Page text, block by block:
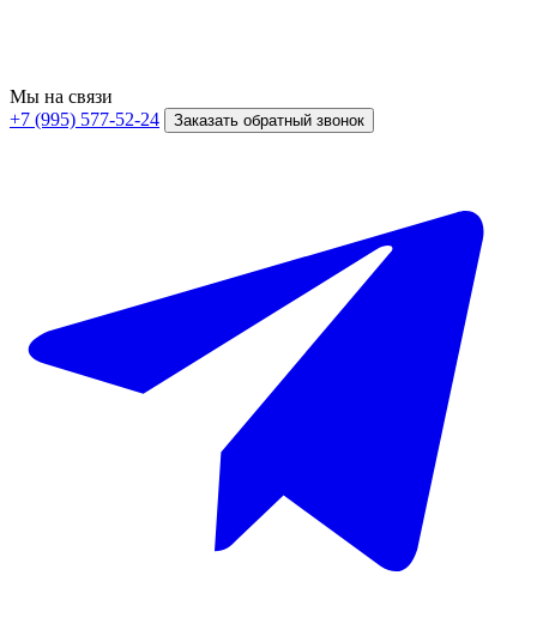
Мы на связи
+7 (995) 577-52-24
Заказать обратный звонок